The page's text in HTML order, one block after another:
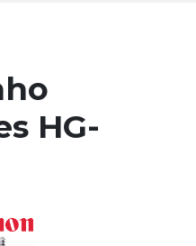
HG-